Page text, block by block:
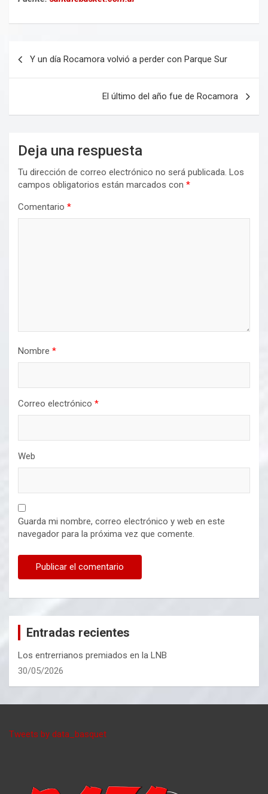
Y un día Rocamora volvió a perder con Parque Sur
El último del año fue de Rocamora
Deja una respuesta
Tu dirección de correo electrónico no será publicada. Los
campos obligatorios están marcados con *
Comentario *
Nombre *
Correo electrónico *
Web
Guarda mi nombre, correo electrónico y web en este
navegador para la próxima vez que comente.
Entradas recientes
Los entrerrianos premiados en la LNB
30/05/2026
Tweets by data_basquet